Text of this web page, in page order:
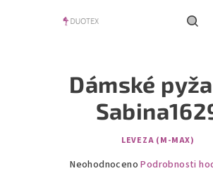
Dámské
LEVEZA (M-MAX)
Průměrné
Neohodnoceno Podrobnosti